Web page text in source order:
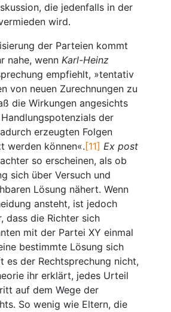
die jedenfalls in der
wird.
der Parteien kommt
nahe, wenn Karl-Heinz
empfiehlt, »tentativ
von neuen Zurechnungen zu
die Wirkungen angesichts
der
erzeugten Folgen
werden können«. [11] Ex post
so erscheinen, als ob
sich über Versuch und
Lösung nähert. Wenn
ansteht, ist jedoch
dass die Richter sich
mit der Partei XY einmal
bestimmte Lösung sich
es der Rechtsprechung nicht,
ihr erklärt, jedes Urteil
auf dem Wege der
So wenig wie Eltern, die